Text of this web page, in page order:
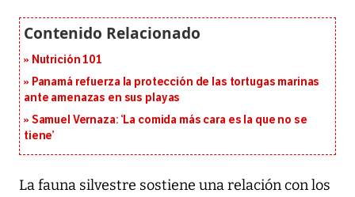
Nutrición 101
Panamá refuerza la protección de las tortugas marinas
ante amenazas en sus playas
Samuel Vernaza: ‘La comida más cara es la que no se
tiene’
La fauna silvestre sostiene una relación con los